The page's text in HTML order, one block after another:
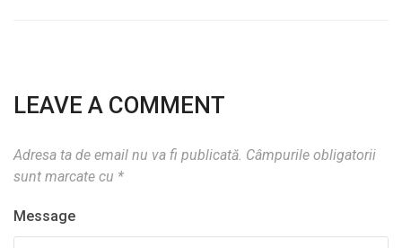
LEAVE A COMMENT
Adresa ta de email nu va fi publicată. Câmpurile obligatorii
sunt marcate cu *
Message